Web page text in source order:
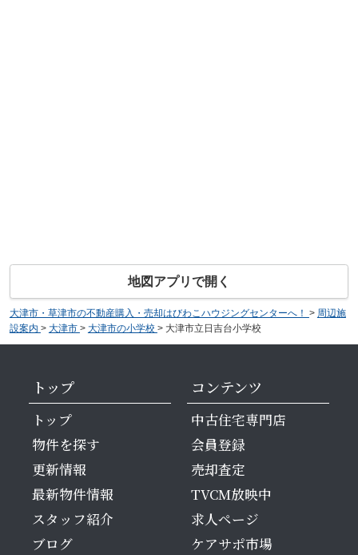
地図アプリで開く
大津市・草津市の不動産購入・売却はびわこハウジングセンターへ！ > 周辺施
設案内 > 大津市 > 大津市の小学校 > 大津市立日吉台小学校
トップ
トップ
物件を探す
更新情報
最新物件情報
スタッフ紹介
ブログ
コンテンツ
中古住宅専門店
会員登録
売却査定
TVCM放映中
求人ページ
ケアサポ市場